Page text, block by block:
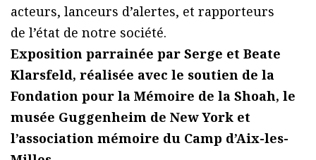
acteurs, lanceurs d’alertes, et rapporteurs
de l’état de notre société.
Exposition parrainée par Serge et Beate
Klarsfeld, réalisée avec le soutien de la
Fondation pour la Mémoire de la Shoah, le
musée Guggenheim de New York et
l’association mémoire du Camp d’Aix-les-